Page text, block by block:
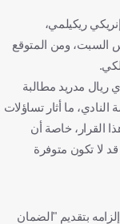
ريكيلمي،
السبت، ومن المتوقع
ريال مدريد مطالبة
ما أثار تساؤلات
القرار، خاصة أن
لا تكون متوفرة
بتقديم "الضمان